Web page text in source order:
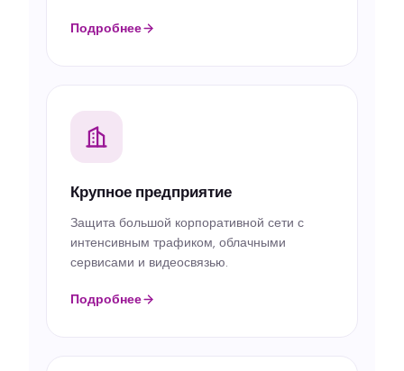
Подробнее
Крупное предприятие
Защита большой корпоративной сети с
интенсивным трафиком, облачными
сервисами и видеосвязью.
Подробнее